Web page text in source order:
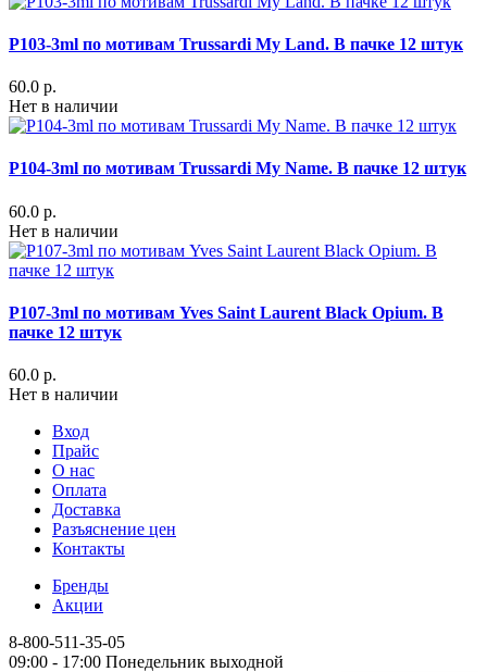
P103-3ml по мотивам Trussardi My Land. В пачке 12 штук
60.0 р.
Нет в наличии
P104-3ml по мотивам Trussardi My Name. В пачке 12 штук
60.0 р.
Нет в наличии
P107-3ml по мотивам Yves Saint Laurent Black Opium. В
пачке 12 штук
60.0 р.
Нет в наличии
Вход
Прайс
О нас
Оплата
Доставка
Разъяснение цен
Контакты
Бренды
Акции
8-800-511-35-05
09:00 - 17:00 Понедельник выходной